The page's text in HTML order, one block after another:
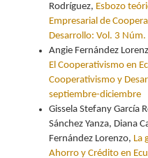
Rodríguez, Esbozo
Empresarial de
Desarrollo: Vol. 3
Angie Fernández
El Cooperativismo en
Cooperativismo y
septiembre-diciembre
Gissela Stefany García
Sánchez Yanza, Diana
Fernández Lorenzo, La
Ahorro y Crédito en